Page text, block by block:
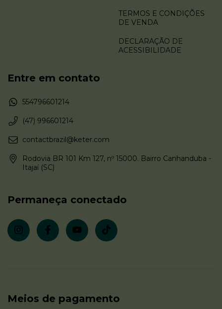
TERMOS E CONDIÇÕES
DE VENDA
DECLARAÇÃO DE
ACESSIBILIDADE
Entre em contato
554796601214
(47) 996601214
contactbrazil@keter.com
Rodovia BR 101 Km 127, nº 15000. Bairro Canhanduba -
Itajaí (SC)
Permaneça conectado
Meios de pagamento